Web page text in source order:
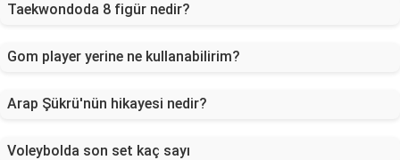
Taekwondoda 8 figür nedir?
Gom player yerine ne kullanabilirim?
Arap Şükrü'nün hikayesi nedir?
Voleybolda son set kaç sayı